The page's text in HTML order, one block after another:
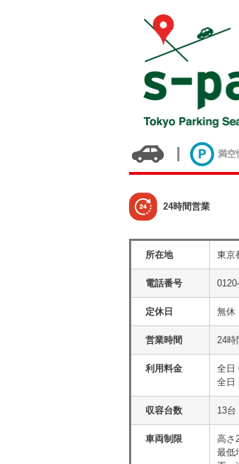
満空
24時間営業
所在地 東京
電話番号
定休日 無休
営業時間 24時
利用料金
全日
全日
収容台数 13台
車両制限
高さ
最低